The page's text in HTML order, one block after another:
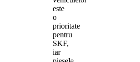
este
o
prioritate
pentru
SKF,
iar